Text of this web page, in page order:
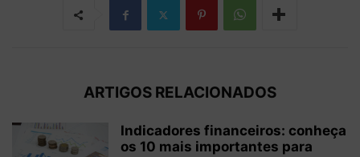
ARTIGOS RELACIONADOS
Indicadores financeiros: conheça
os 10 mais importantes para